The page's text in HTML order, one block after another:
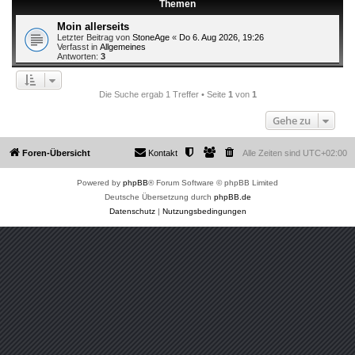
Themen
Moin allerseits
Letzter Beitrag von StoneAge « Do 6. Aug 2026, 19:26
Verfasst in Allgemeines
Antworten: 3
Die Suche ergab 1 Treffer • Seite 1 von 1
Gehe zu
Foren-Übersicht Alle Zeiten sind UTC+02:00
Kontakt
Powered by phpBB® Forum Software © phpBB Limited
Deutsche Übersetzung durch phpBB.de
Datenschutz| Nutzungsbedingungen